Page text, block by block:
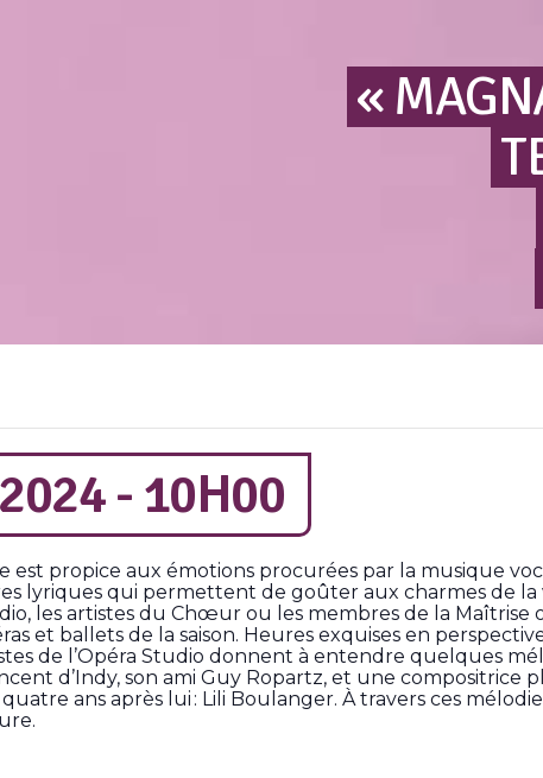
«
- 10H00
est propice aux émotions procurées par la musique
lyriques qui permettent de goûter aux charmes de la
les artistes du Chœur ou les membres de la Maîtrise
et ballets de la saison. Heures exquises en
de l’Opéra Studio donnent à entendre quelques
d’Indy, son ami Guy Ropartz, et une compositrice
ans après lui : Lili Boulanger. À travers ces